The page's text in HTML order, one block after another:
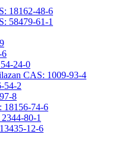
18162-48-6
58479-61-1
6
24-0
CAS: 1009-93-4
54-2
8
18156-74-6
80-1
12-6